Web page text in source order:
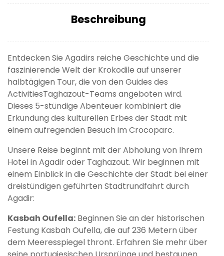
Beschreibung
Entdecken Sie Agadirs reiche Geschichte und die
faszinierende Welt der Krokodile auf unserer
halbtägigen Tour, die von den Guides des
ActivitiesTaghazout-Teams angeboten wird.
Dieses 5-stündige Abenteuer kombiniert die
Erkundung des kulturellen Erbes der Stadt mit
einem aufregenden Besuch im Crocoparc.
Unsere Reise beginnt mit der Abholung von Ihrem
Hotel in Agadir oder Taghazout. Wir beginnen mit
einem Einblick in die Geschichte der Stadt bei einer
dreistündigen geführten Stadtrundfahrt durch
Agadir:
Kasbah Oufella: Beginnen Sie an der historischen
Festung Kasbah Oufella, die auf 236 Metern über
dem Meeresspiegel thront. Erfahren Sie mehr über